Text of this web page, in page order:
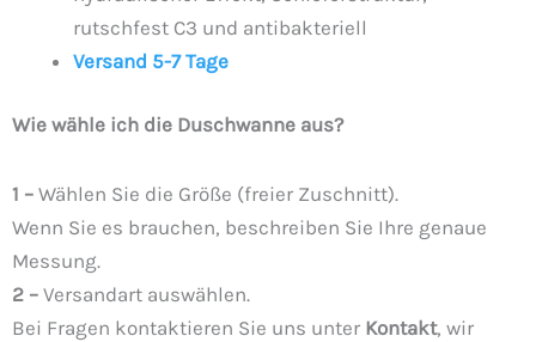
rutschfest C3 und antibakteriell
Versand 5-7 Tage
Wie wähle ich die Duschwanne aus?
1 – Wählen Sie die Größe (freier Zuschnitt).
Wenn Sie es brauchen, beschreiben Sie Ihre genaue
Messung.
2 – Versandart auswählen.
Bei Fragen kontaktieren Sie uns unter Kontakt, wir